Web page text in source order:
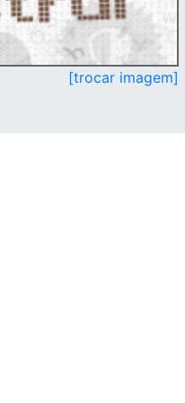
[trocar imagem]